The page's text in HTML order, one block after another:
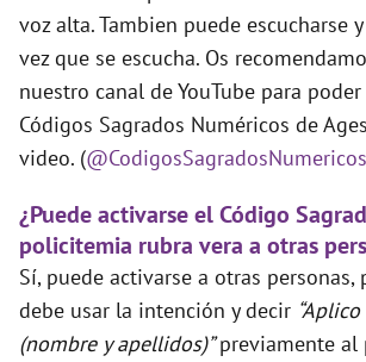
voz alta. Tambien puede escucharse
vez que se escucha. Os
nuestro canal de YouTube para
Códigos Sagrados Numéricos de
video. (@CodigosSagradosNumericos
¿Puede activarse el Código
policitemia rubra vera a otras
Sí, puede activarse a otras personas,
debe usar la intención y decir
(nombre y apellidos)”previamente al